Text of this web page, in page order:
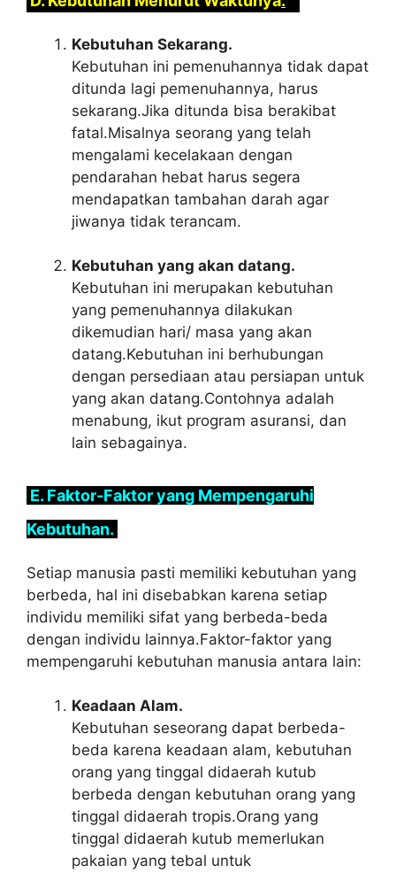
Kebutuhan Sekarang.
Kebutuhan ini pemenuhannya tidak dapat
ditunda lagi pemenuhannya, harus
sekarang.Jika ditunda bisa berakibat
fatal.Misalnya seorang yang telah
mengalami kecelakaan dengan
pendarahan hebat harus segera
mendapatkan tambahan darah agar
jiwanya tidak terancam.
Kebutuhan yang akan datang.
Kebutuhan ini merupakan kebutuhan
yang pemenuhannya dilakukan
dikemudian hari/ masa yang akan
datang.Kebutuhan ini berhubungan
dengan persediaan atau persiapan untuk
yang akan datang.Contohnya adalah
menabung, ikut program asuransi, dan
lain sebagainya.
E. Faktor-Faktor yang Mempengaruhi
Kebutuhan.
Setiap manusia pasti memiliki kebutuhan yang
berbeda, hal ini disebabkan karena setiap
individu memiliki sifat yang berbeda-beda
dengan individu lainnya.Faktor-faktor yang
mempengaruhi kebutuhan manusia antara lain:
Keadaan Alam.
Kebutuhan seseorang dapat berbeda-
beda karena keadaan alam, kebutuhan
orang yang tinggal didaerah kutub
berbeda dengan kebutuhan orang yang
tinggal didaerah tropis.Orang yang
tinggal didaerah kutub memerlukan
pakaian yang tebal untuk